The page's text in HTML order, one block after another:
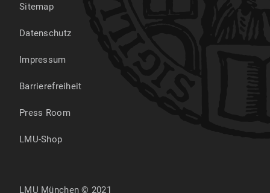
Sitemap
Datenschutz
Impressum
Barrierefreiheit
Press Room
LMU-Shop
LMU München © 2021